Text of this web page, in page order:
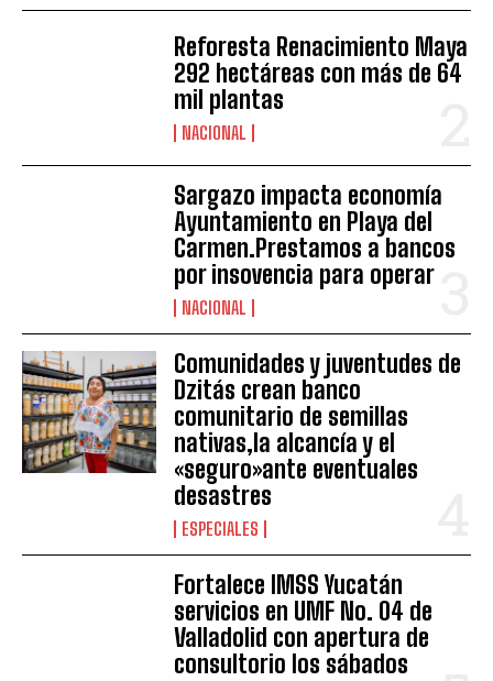
Reforesta Renacimiento Maya
292 hectáreas con más de 64
mil plantas
NACIONAL
Sargazo impacta economía
Ayuntamiento en Playa del
Carmen.Prestamos a bancos
por insovencia para operar
NACIONAL
Comunidades y juventudes de
Dzitás crean banco
comunitario de semillas
nativas,la alcancía y el
«seguro»ante eventuales
desastres
ESPECIALES
Fortalece IMSS Yucatán
servicios en UMF No. 04 de
Valladolid con apertura de
consultorio los sábados